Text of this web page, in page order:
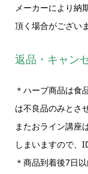
メーカーにより納
頂く場合がござい
返品・キャン
＊ハーブ商品は食
は不良品のみとさ
またおライン講座
しまいますので、
＊商品到着後7日